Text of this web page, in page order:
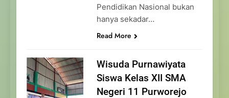
Pendidikan Nasional bukan
hanya sekadar…
Read More
Wisuda Purnawiyata
Siswa Kelas XII SMA
Negeri 11 Purworejo